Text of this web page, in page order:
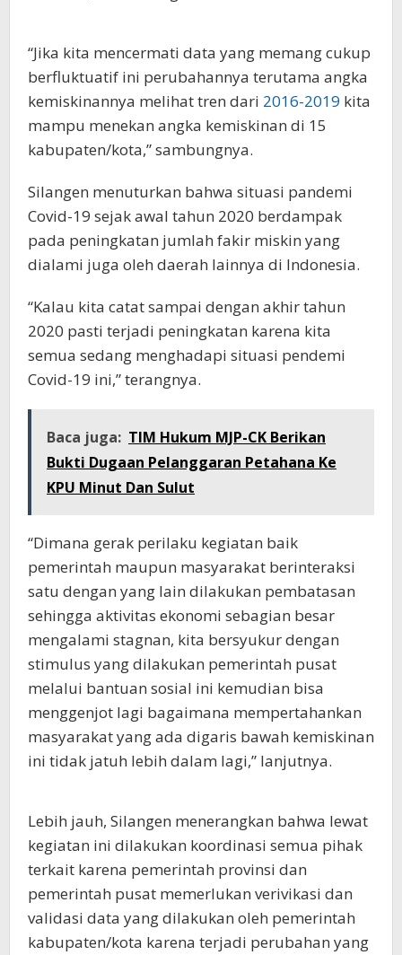
“Jika kita mencermati data yang memang cukup
berfluktuatif ini perubahannya terutama angka
kemiskinannya melihat tren dari 2016-2019 kita
mampu menekan angka kemiskinan di 15
kabupaten/kota,” sambungnya.
Silangen menuturkan bahwa situasi pandemi
Covid-19 sejak awal tahun 2020 berdampak
pada peningkatan jumlah fakir miskin yang
dialami juga oleh daerah lainnya di Indonesia.
“Kalau kita catat sampai dengan akhir tahun
2020 pasti terjadi peningkatan karena kita
semua sedang menghadapi situasi pendemi
Covid-19 ini,” terangnya.
Baca juga: TIM Hukum MJP-CK Berikan
Bukti Dugaan Pelanggaran Petahana Ke
KPU Minut Dan Sulut
“Dimana gerak perilaku kegiatan baik
pemerintah maupun masyarakat berinteraksi
satu dengan yang lain dilakukan pembatasan
sehingga aktivitas ekonomi sebagian besar
mengalami stagnan, kita bersyukur dengan
stimulus yang dilakukan pemerintah pusat
melalui bantuan sosial ini kemudian bisa
menggenjot lagi bagaimana mempertahankan
masyarakat yang ada digaris bawah kemiskinan
ini tidak jatuh lebih dalam lagi,” lanjutnya.
Lebih jauh, Silangen menerangkan bahwa lewat
kegiatan ini dilakukan koordinasi semua pihak
terkait karena pemerintah provinsi dan
pemerintah pusat memerlukan verivikasi dan
validasi data yang dilakukan oleh pemerintah
kabupaten/kota karena terjadi perubahan yang